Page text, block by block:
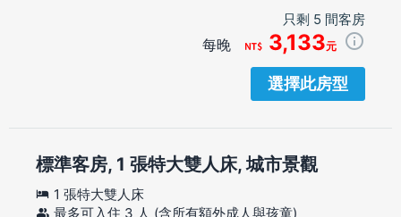
只剩 5 間客房
每晚 3,133元
選擇此房型
標準客房, 1 張特大雙人床, 城市景觀
1 張特大雙人床
最多可入住 3 人 (含所有額外成人與孩童)